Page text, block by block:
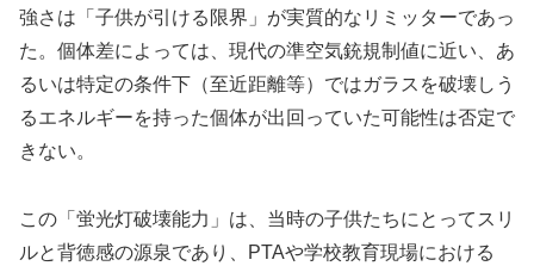
強さは「子供が引ける限界」が実質的なリミッターであっ
た。個体差によっては、現代の準空気銃規制値に近い、あ
るいは特定の条件下（至近距離等）ではガラスを破壊しう
るエネルギーを持った個体が出回っていた可能性は否定で
きない。
この「蛍光灯破壊能力」は、当時の子供たちにとってスリ
ルと背徳感の源泉であり、PTAや学校教育現場における